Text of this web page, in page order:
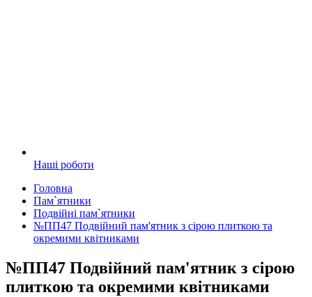
Наші роботи
Головна
Пам`ятники
Подвійні пам`ятники
№ПП47 Подвійний пам'ятник з сірою плиткою та
окремими квітниками
№ПП47 Подвійний пам'ятник з сірою
плиткою та окремими квітниками